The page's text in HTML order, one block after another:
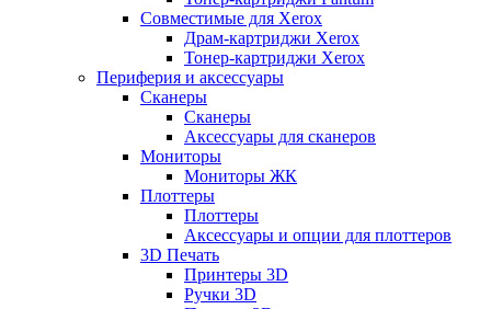
Совместимые для Xerox
Драм-картриджи Xerox
Тонер-картриджи Xerox
Периферия и аксессуары
Сканеры
Сканеры
Аксессуары для сканеров
Мониторы
Мониторы ЖК
Плоттеры
Плоттеры
Аксессуары и опции для плоттеров
3D Печать
Принтеры 3D
Ручки 3D